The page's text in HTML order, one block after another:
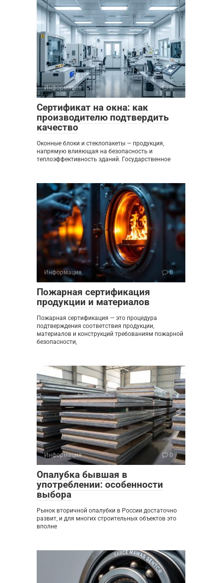
Информация 0
Сертификат на окна: как
производителю подтвердить
качество
Оконные блоки и стеклопакеты — продукция,
напрямую влияющая на безопасность и
теплоэффективность зданий. Государственное
Информация 0
Пожарная сертификация
продукции и материалов
Пожарная сертификация — это процедура
подтверждения соответствия продукции,
материалов и конструкций требованиям пожарной
безопасности,
Информация 0
Опалубка бывшая в
употреблении: особенности
выбора
Рынок вторичной опалубки в России достаточно
развит, и для многих строительных объектов это
вполне